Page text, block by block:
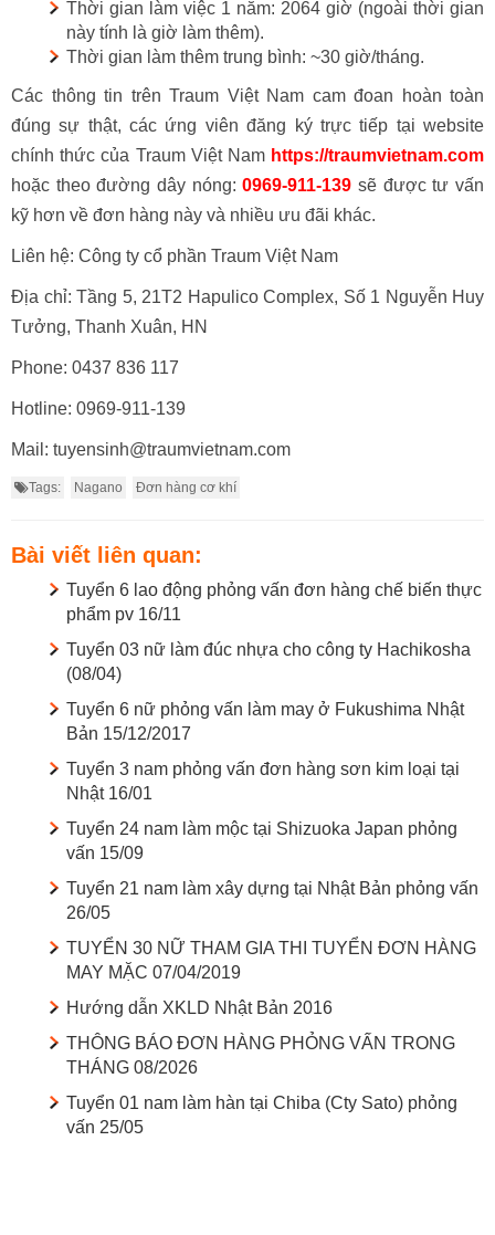
Thời gian làm việc 1 năm: 2064 giờ (ngoài thời gian
này tính là giờ làm thêm).
Thời gian làm thêm trung bình: ~30 giờ/tháng.
Các thông tin trên Traum Việt Nam cam đoan hoàn toàn
đúng sự thật, các ứng viên đăng ký trực tiếp tại website
chính thức của Traum Việt Nam https://traumvietnam.com
hoặc theo đường dây nóng:0969-911-139 sẽ được tư vấn
kỹ hơn về đơn hàng này và nhiều ưu đãi khác.
Liên hệ: Công ty cổ phần Traum Việt Nam
Địa chỉ: Tầng 5, 21T2 Hapulico Complex, Số 1 Nguyễn Huy
Tưởng, Thanh Xuân, HN
Phone: 0437 836 117
Hotline: 0969-911-139
Mail: tuyensinh@traumvietnam.com
Tags: Nagano Đơn hàng cơ khí
Bài viết liên quan:
Tuyển 6 lao động phỏng vấn đơn hàng chế biến thực
phẩm pv 16/11
Tuyển 03 nữ làm đúc nhựa cho công ty Hachikosha
(08/04)
Tuyển 6 nữ phỏng vấn làm may ở Fukushima Nhật
Bản 15/12/2017
Tuyển 3 nam phỏng vấn đơn hàng sơn kim loại tại
Nhật 16/01
Tuyển 24 nam làm mộc tại Shizuoka Japan phỏng
vấn 15/09
Tuyển 21 nam làm xây dựng tại Nhật Bản phỏng vấn
26/05
TUYỂN 30 NỮ THAM GIA THI TUYỂN ĐƠN HÀNG
MAY MẶC 07/04/2019
Hướng dẫn XKLD Nhật Bản 2016
THÔNG BÁO ĐƠN HÀNG PHỎNG VẤN TRONG
THÁNG 08/2026
Tuyển 01 nam làm hàn tại Chiba (Cty Sato) phỏng
vấn 25/05